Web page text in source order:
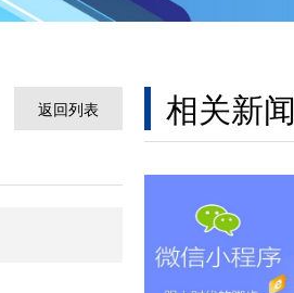
返回列表 相关新闻